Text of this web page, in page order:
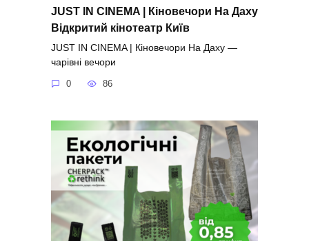
JUST IN CINEMA | Кіновечори На Даху
Відкритий кінотеатр Київ
JUST IN CINEMA | Кіновечори На Даху —
чарівні вечори
0 86